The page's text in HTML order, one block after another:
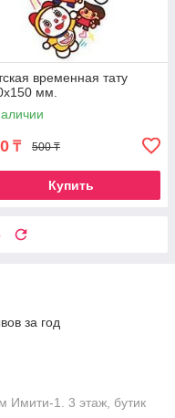
временная тату
мм.
₸ 500 ₸
Купить
за год
Имити-1. 3 этаж, бутик